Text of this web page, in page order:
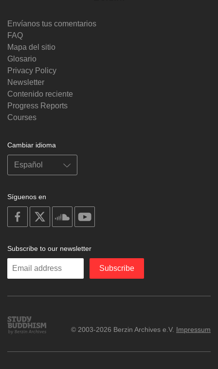
Envíanos tus comentarios
FAQ
Mapa del sitio
Glosario
Privacy Policy
Newsletter
Contenido reciente
Progress Reports
Courses
Cambiar idioma
Síguenos en
on
facebook
soundcloud
Subscribe to our newsletter
Enter
Subscribe
Study
Buddhism
© 2003-2026 Berzin Archives e.V. Impressum